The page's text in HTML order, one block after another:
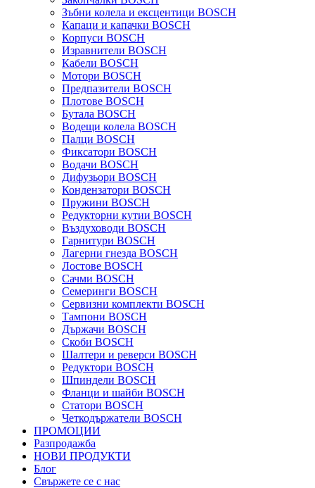
Зъбни колела и ексцентици BOSCH
Капаци и капачки BOSCH
Корпуси BOSCH
Изравнители BOSCH
Кабели BOSCH
Мотори BOSCH
Предпазители BOSCH
Плотове BOSCH
Бутала BOSCH
Водещи колела BOSCH
Палци BOSCH
Фиксатори BOSCH
Водачи BOSCH
Дифузьори BOSCH
Кондензатори BOSCH
Пружини BOSCH
Редукторни кутии BOSCH
Въздуховоди BOSCH
Гарнитури BOSCH
Лагерни гнезда BOSCH
Лостове BOSCH
Сачми BOSCH
Семеринги BOSCH
Сервизни комплекти BOSCH
Тампони BOSCH
Държачи BOSCH
Скоби BOSCH
Шалтери и реверси BOSCH
Редуктори BOSCH
Шпиндели BOSCH
Фланци и шайби BOSCH
Статори BOSCH
Четкодържатели BOSCH
ПРОМОЦИИ
Разпродажба
НОВИ ПРОДУКТИ
Блог
Свържете се с нас